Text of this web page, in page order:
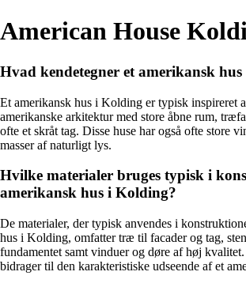
American House
Hvad kendetegner et amerikansk
Et amerikansk hus i Kolding er typisk inspireret
amerikanske arkitektur med store åbne rum,
ofte et skråt tag. Disse huse har også ofte store
masser af naturligt lys.
Hvilke materialer bruges typisk i
amerikansk hus i Kolding?
De materialer, der typisk anvendes i
hus i Kolding, omfatter træ til facader og tag,
fundamentet samt vinduer og døre af høj
bidrager til den karakteristiske udseende af et